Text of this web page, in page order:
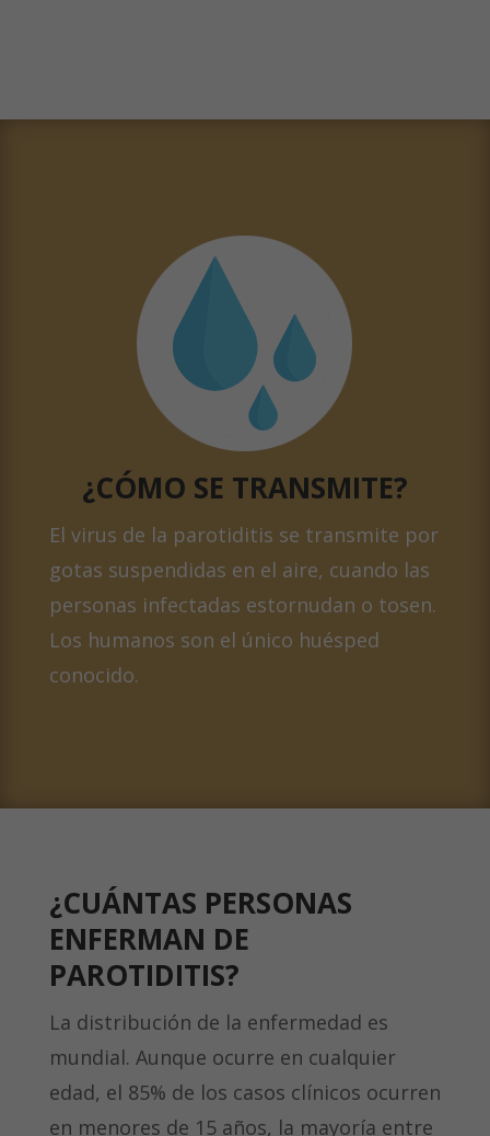
¿CÓMO SE TRANSMITE?
El virus de la parotiditis se transmite por
gotas suspendidas en el aire, cuando las
personas infectadas estornudan o tosen.
Los humanos son el único huésped
conocido.
¿CUÁNTAS PERSONAS
ENFERMAN DE
PAROTIDITIS?
La distribución de la enfermedad es
mundial. Aunque ocurre en cualquier
edad, el 85% de los casos clínicos ocurren
en menores de 15 años, la mayoría entre